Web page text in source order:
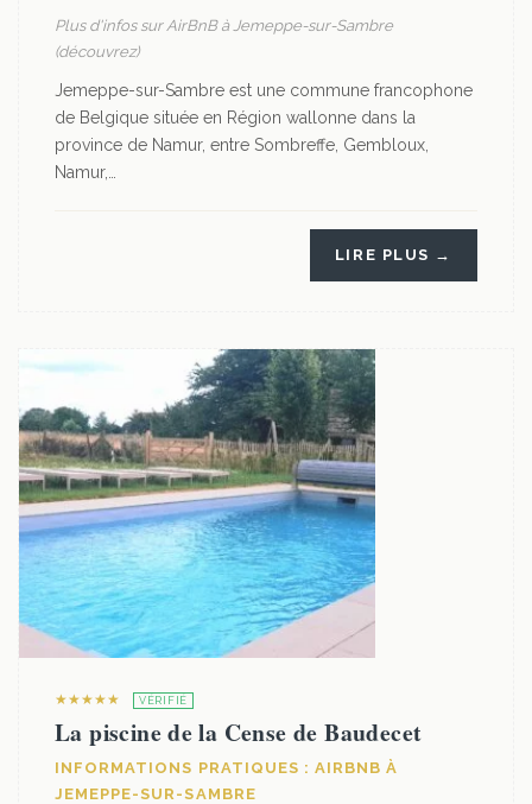
Plus d'infos sur AirBnB à Jemeppe-sur-Sambre
(découvrez)
Jemeppe-sur-Sambre est une commune francophone
de Belgique située en Région wallonne dans la
province de Namur, entre Sombreffe, Gembloux,
Namur,…
LIRE PLUS →
★★★★★ VÉRIFIÉ
La piscine de la Cense de Baudecet
INFORMATIONS PRATIQUES : AIRBNB À
JEMEPPE-SUR-SAMBRE